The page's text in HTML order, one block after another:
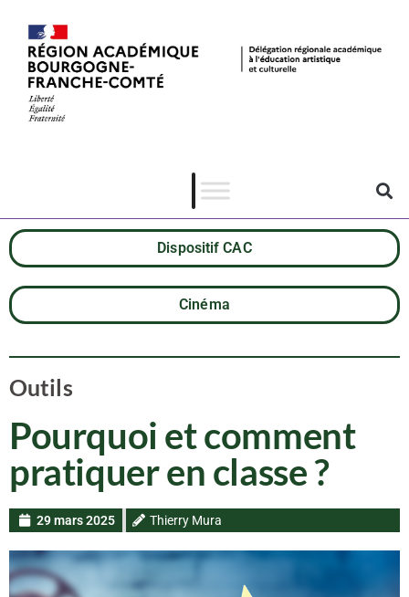
Dispositif CAC
Cinéma
Outils
Pourquoi et comment
pratiquer en classe ?
29 mars 2025 Thierry Mura